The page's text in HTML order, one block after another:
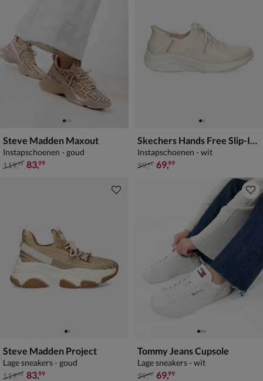
Steve Madden Maxout
Instapschoenen - goud
van € 119,99 voor € 83,99
119,99 83,99
Skechers Hands Free Slip-Ins Ultra Flex 3.0
Instapschoenen - wit
van € 99,99 voor € 69,99
99,99 69,99
Steve Madden Project
Lage sneakers - goud
van € 119,99 voor € 83,99
119,99 83,99
Tommy Jeans Cupsole
Lage sneakers - wit
van € 99,99 voor € 69,99
99,99 69,99